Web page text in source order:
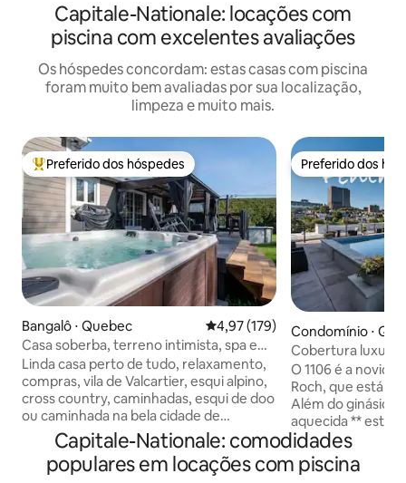
Capitale-Nationale: locações com
piscina com excelentes avaliações
Os hóspedes concordam: estas casas com piscina
foram muito bem avaliadas por sua localização,
limpeza e muito mais.
Entre os melhores preferidos dos hóspedes
Preferido dos hóspedes
Bangalô ⋅ Quebec 4,97 de uma avaliação média de
4,97 (179)
Casa soberba, terreno intimista, spa e
bilhar!
Linda casa perto de tudo, relaxamento,
compras, vila de Valcartier, esqui alpino,
cross country, caminhadas, esqui de doo
ou caminhada na bela cidade de
Quebec. Tudo entre 10 e 20 min.
Terrenos íntimos com spa, piscina,
lareira ao ar livre com propano e
Preferido dos
Preferido dos
Condomínio ⋅
Cobertura
O 1106 é a
Roch, que está
Além do ginásio
aquecida ** está
rodeada por um
vista para a
condomínio
Capitale-Nationale: comodidades
populares em locações com piscina